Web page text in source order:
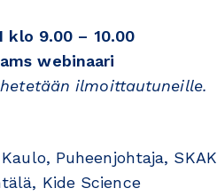
klo 9.00 – 10.00
webinaari
ilmoittautuneille.
Puheenjohtaja, SKAK
Kide Science